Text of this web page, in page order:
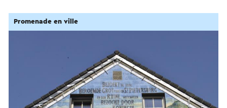
Promenade en ville